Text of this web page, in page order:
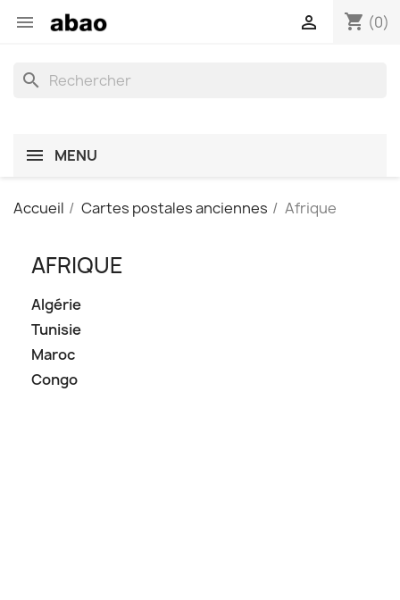
 shopping_cart (0)

search
MENU
Accueil Cartes postales anciennes Afrique
AFRIQUE
Algérie
Tunisie
Maroc
Congo